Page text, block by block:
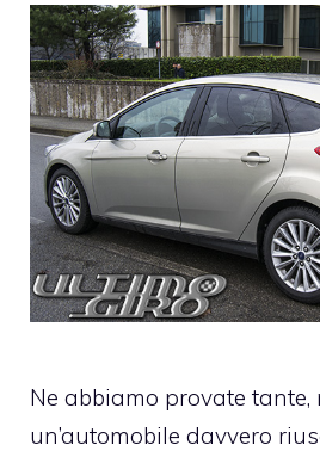
Ne abbiamo provate tante,
un’automobile davvero